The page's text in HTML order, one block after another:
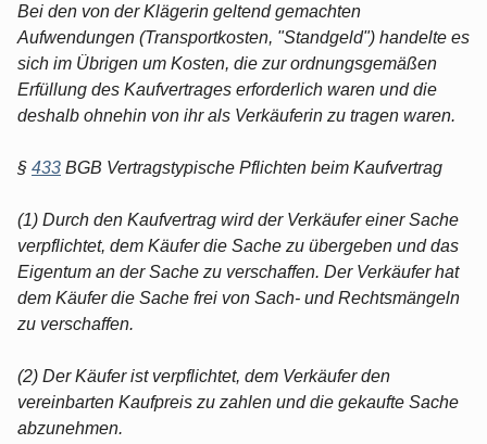
Bei den von der Klägerin geltend gemachten
Aufwendungen (Transportkosten, "Standgeld") handelte es
sich im Übrigen um Kosten, die zur ordnungsgemäßen
Erfüllung des Kaufvertrages erforderlich waren und die
deshalb ohnehin von ihr als Verkäuferin zu tragen waren.
§ 433 BGB Vertragstypische Pflichten beim Kaufvertrag
(1) Durch den Kaufvertrag wird der Verkäufer einer Sache
verpflichtet, dem Käufer die Sache zu übergeben und das
Eigentum an der Sache zu verschaffen. Der Verkäufer hat
dem Käufer die Sache frei von Sach- und Rechtsmängeln
zu verschaffen.
(2) Der Käufer ist verpflichtet, dem Verkäufer den
vereinbarten Kaufpreis zu zahlen und die gekaufte Sache
abzunehmen.